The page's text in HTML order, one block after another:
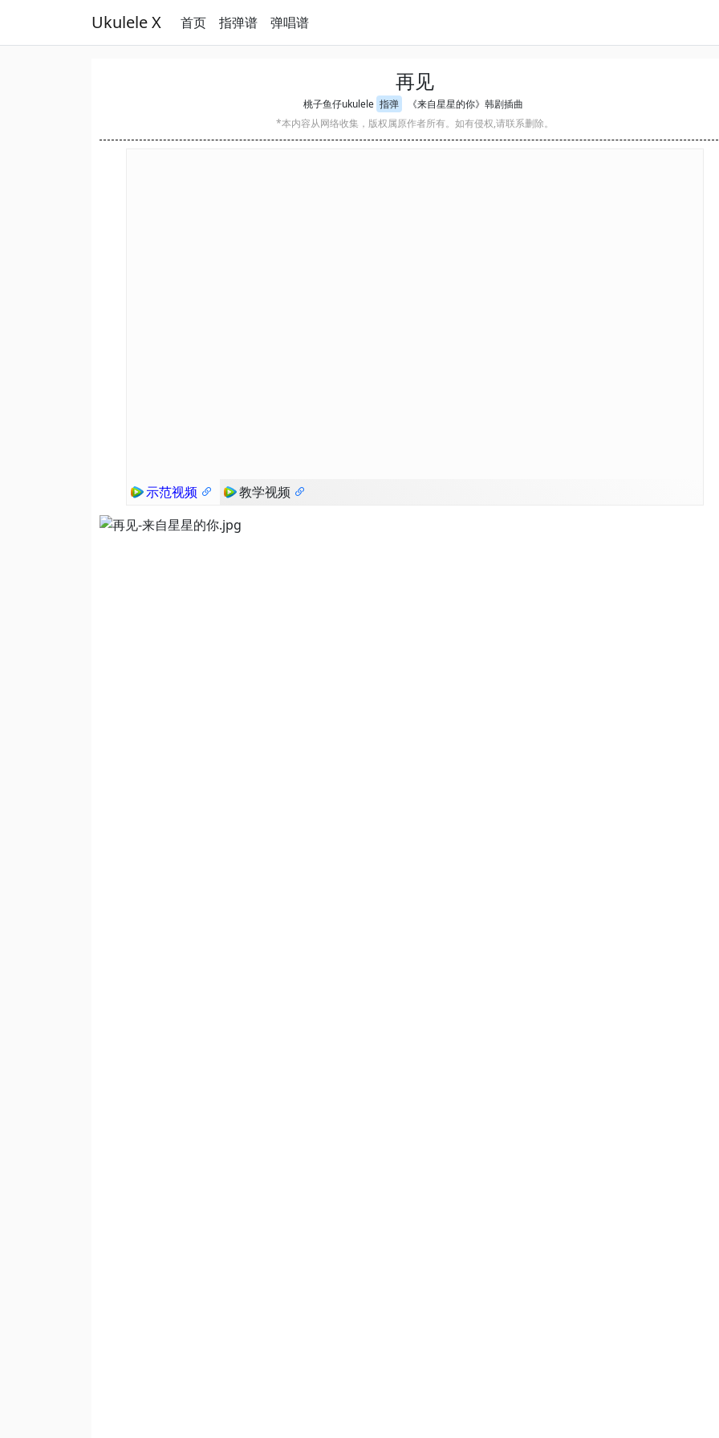
Ukulele X 首页 指弹谱 弹唱谱
再见
桃子鱼仔ukulele 指弹
《来自星星的你》韩剧插曲
*本内容从网络收集，版权属原作者所有。如有侵权,请联系删除。
示范视频 教学视频